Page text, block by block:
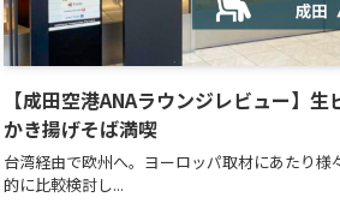
【成田空港ANAラウンジレビュー】生
かき揚げそば満喫
台湾経由で欧州へ。ヨーロッパ取材にあたり様
的に比較検討し...